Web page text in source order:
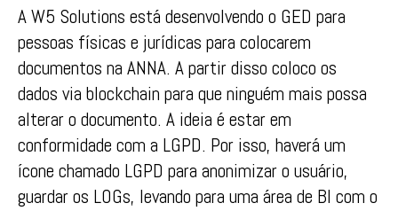
A W5 Solutions está desenvolvendo o GED para
pessoas físicas e jurídicas para colocarem
documentos na ANNA. A partir disso coloco os
dados via blockchain para que ninguém mais possa
alterar o documento. A ideia é estar em
conformidade com a LGPD. Por isso, haverá um
ícone chamado LGPD para anonimizar o usuário,
guardar os LOGs, levando para uma área de BI com o